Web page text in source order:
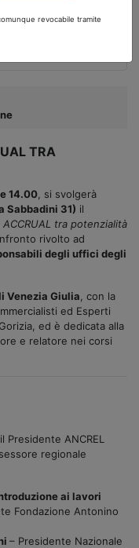
TRA
14.00 , si svolgerà
Sabbadini 31) il
tra potenzialità
rivolto ad
degli uffici degli
Venezia Giulia , con la
ed Esperti
ed è dedicata alla
e relatore nei corsi
ANCREL
regionale
ai lavori
Fondazione Antonino
– Presidente Nazionale
revocabile tramite